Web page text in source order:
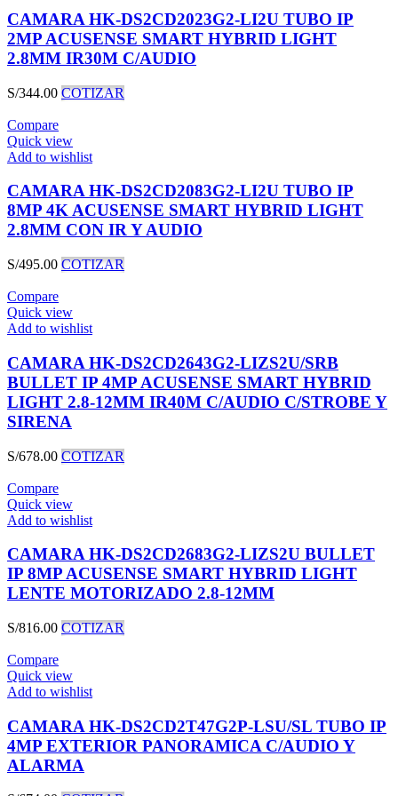
CAMARA HK-DS2CD2023G2-LI2U TUBO IP
2MP ACUSENSE SMART HYBRID LIGHT
2.8MM IR30M C/AUDIO
S/344.00 COTIZAR
Compare
Quick view
Add to wishlist
CAMARA HK-DS2CD2083G2-LI2U TUBO IP
8MP 4K ACUSENSE SMART HYBRID LIGHT
2.8MM CON IR Y AUDIO
S/495.00 COTIZAR
Compare
Quick view
Add to wishlist
CAMARA HK-DS2CD2643G2-LIZS2U/SRB
BULLET IP 4MP ACUSENSE SMART HYBRID
LIGHT 2.8-12MM IR40M C/AUDIO C/STROBE Y
SIRENA
S/678.00 COTIZAR
Compare
Quick view
Add to wishlist
CAMARA HK-DS2CD2683G2-LIZS2U BULLET
IP 8MP ACUSENSE SMART HYBRID LIGHT
LENTE MOTORIZADO 2.8-12MM
S/816.00 COTIZAR
Compare
Quick view
Add to wishlist
CAMARA HK-DS2CD2T47G2P-LSU/SL TUBO IP
4MP EXTERIOR PANORAMICA C/AUDIO Y
ALARMA